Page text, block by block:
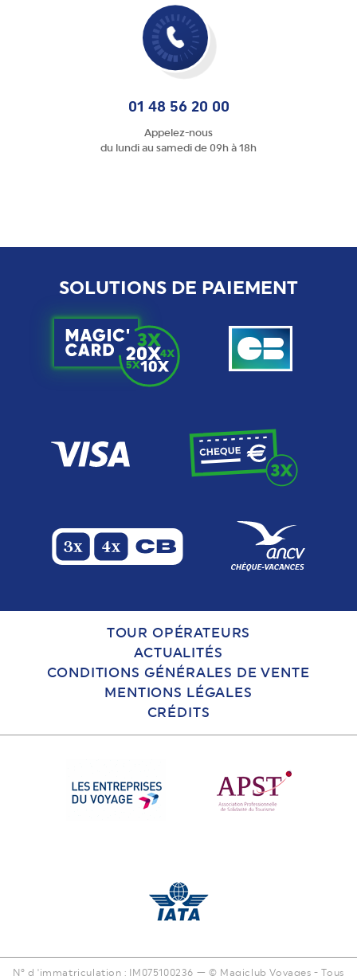
01 48 56 20 00
Appelez-nous
du lundi au samedi de 09h à 18h
SOLUTIONS DE PAIEMENT
TOUR OPÉRATEURS
ACTUALITÉS
CONDITIONS GÉNÉRALES DE VENTE
MENTIONS LÉGALES
CRÉDITS
N° d 'immatriculation : IM075100236 — © Magiclub Voyages - Tous